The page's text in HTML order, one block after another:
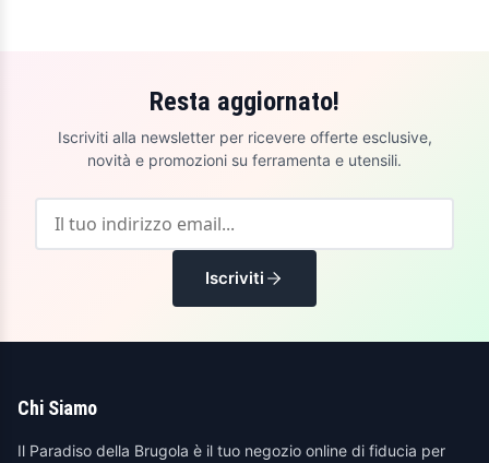
Resta aggiornato!
Iscriviti alla newsletter per ricevere offerte esclusive,
novità e promozioni su ferramenta e utensili.
Iscriviti
Chi Siamo
Il Paradiso della Brugola è il tuo negozio online di fiducia per